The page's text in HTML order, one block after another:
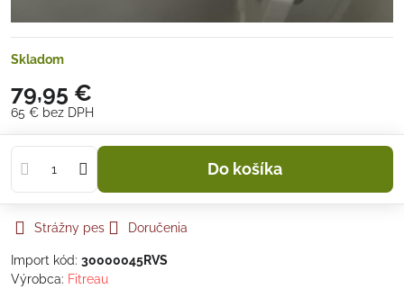
Skladom
79,95 €
65 € bez DPH
Do košíka
Strážny pes Doručenia
Import kód: 30000045RVS
Výrobca: Fitreau